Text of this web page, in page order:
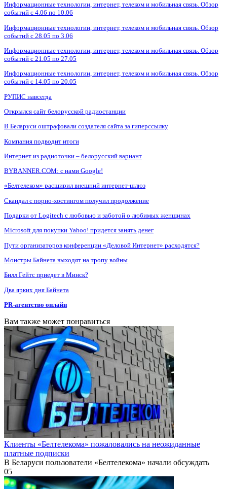
Информационные технологии, интернет, телеком и мобильная связь. Обзор
событий с 4.06 по 10.06
Информационные технологии, интернет, телеком и мобильная связь. Обзор
событий с 28.05 по 3.06
Информационные технологии, интернет, телеком и мобильная связь. Обзор
событий с 21.05 по 27.05
Информационные технологии, интернет, телеком и мобильная связь. Обзор
событий с 14.05 по 20.05
РУПИС навсегда
Открылся сайт белорусской радиостанции
В Беларуси оштрафовали создателя сайта за гиперссылку
Компания подводит итоги
Интернет из радиоточки – белорусский вариант
BYBANNER.COM: c нами Google!
«Белтелеком» расширил внешний интернет-шлюз
Скандал с порно-хостингом получил продолжение
Подарки от Logitech с любовью и заботой о любимых женщинах
Microsoft для покупки Yahoo! придется занять денег
Пути организаторов конференции «Деловой Интернет» расходятся?
Монстры Байнета выходят на тропу войны
Билл Гейтс приедет в Минск?
Два ярких дня Байнета
PR-агентство онлайн
Вам также может понравиться
Клиенты «Белтелекома» пожаловались на неожиданные
платные подписки
В Беларуси пользователи «Белтелекома» начали обсуждать
05